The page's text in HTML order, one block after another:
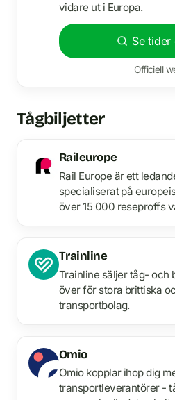
vidare ut i Europa.
Se
Officiell
Tågbiljetter
Raileurope
Rail Europe är ett
specialiserat på
över 15 000 reseproffs
Trainline
Trainline säljer tåg- och
över för stora brittiska
transportbolag.
Omio
Omio kopplar ihop dig
transportleverantörer -